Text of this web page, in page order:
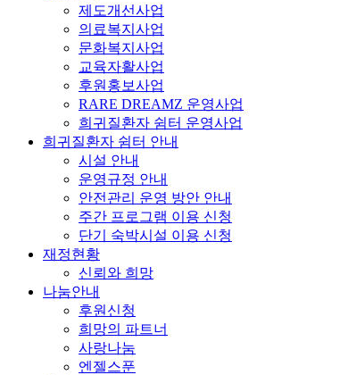
제도개선사업
의료복지사업
문화복지사업
교육자활사업
후원홍보사업
RARE DREAMZ 운영사업
희귀질환자 쉼터 운영사업
희귀질환자 쉼터 안내
시설 안내
운영규정 안내
안전관리 운영 방안 안내
주간 프로그램 이용 신청
단기 숙박시설 이용 신청
재정현황
신뢰와 희망
나눔안내
후원신청
희망의 파트너
사랑나눔
엔젤스푼